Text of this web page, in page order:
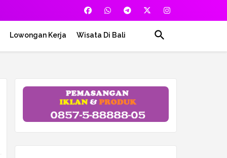
Lowongan Kerja Wisata Di Bali